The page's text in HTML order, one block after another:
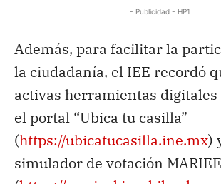
- Publicidad - HP1
Además, para facilitar la
la ciudadanía, el IEE recordó
activas herramientas digitales
el portal “Ubica tu casilla”
(https://ubicatucasilla.ine.mx)
simulador de votación